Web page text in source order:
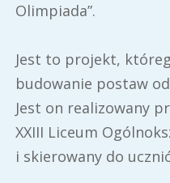
Olimpiada”.
Jest to projekt,
budowanie postaw
Jest on realizowany
XXIII Liceum
i skierowany do